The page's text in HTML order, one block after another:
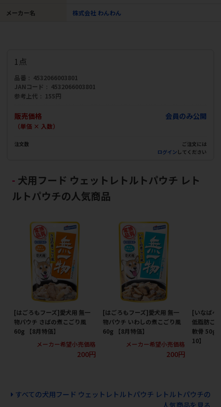
メーカー名 株式会社 わんわん
1点
品番
4532066003801
JANコード
4532066003801
参考上代
155円
販売価格
（単価 × 入数）
会員のみ公開
注文数
ご注文には
ログイン してください
犬用フード ウェットレトルトパウチ レト
ルトパウチの人気商品
[はごろもフーズ]愛犬用 無一
物パウチ さばの煮こごり風
60g 【8月特価】
メーカー希望小売価格
200円
[はごろもフーズ]愛犬用 無一
物パウチ いわしの煮こごり風
60g 【8月特価】
メーカー希望小売価格
200円
[いなばペ
低脂肪ご
軟骨 50g
10】
すべての犬用フード ウェットレトルトパウチ レトルトパウチの
人気商品を見る